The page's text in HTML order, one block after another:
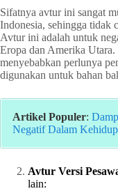
Sifatnya avtur ini sangat
Indonesia, sehingga tidak
Avtur ini adalah untuk
Eropa dan Amerika
menyebabkan perlunya
digunakan untuk bahan
Artikel Populer:
Negatif Dalam
Avtur Versi
lain: